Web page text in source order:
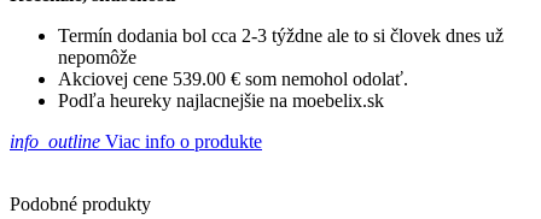
Termín dodania bol cca 2-3 týždne ale to si človek dnes už
nepomôže
Akciovej cene 539.00 € som nemohol odolať.
Podľa heureky najlacnejšie na moebelix.sk
info_outline Viac info o produkte
Podobné produkty